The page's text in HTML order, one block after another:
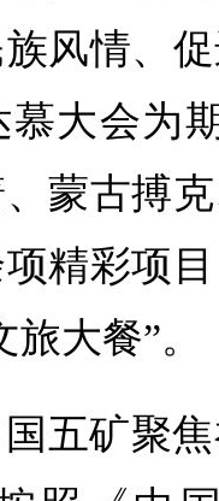
风情、
大会为
蒙古搏
精彩项
大餐”。
五矿聚